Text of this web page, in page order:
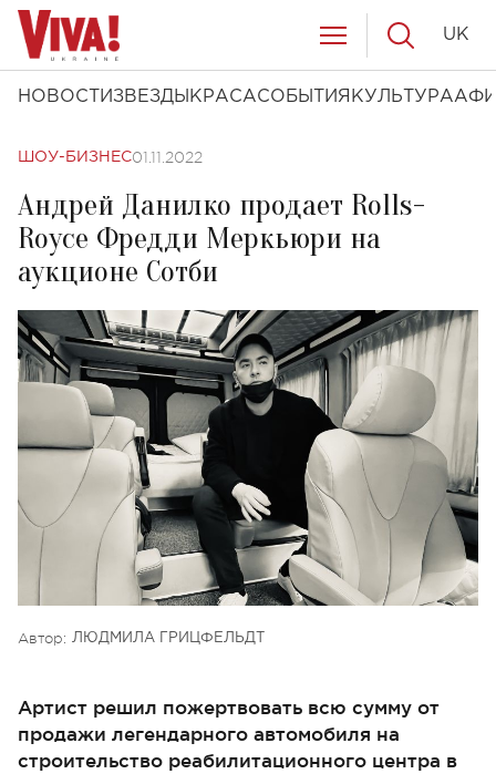
НОВОСТИ ЗВЕЗДЫ КРАСАСОБЫТИЯ КУЛЬТУРА
UK
ШОУ-БИЗНЕС01.11.2022
Андрей Данилко продает Rolls-
Royce Фредди Меркьюри на
аукционе Сотби
Автор: ЛЮДМИЛА ГРИЦФЕЛЬДТ
Артист решил пожертвовать всю сумму от
продажи легендарного автомобиля на
строительство реабилитационного центра в